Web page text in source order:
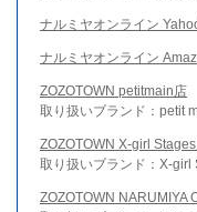
ナルミヤオンライン
ナルミヤオンライン
ZOZOTOWN petitmain店
取り扱いブランド：petit
ZOZOTOWN X-girl
取り扱いブランド：X-girl
ZOZOTOWN NARUMIYA